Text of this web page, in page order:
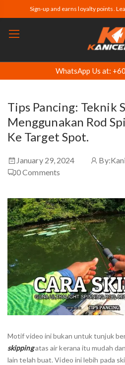
Sign-up and earns loyalty points.
WhatsApp Us at:
Tips Pancing: Teknik
Menggunakan Rod
Ke Target Spot.
January 29, 2024 By:
0Comments
Motif video ini bukan untuk tunjuk
skippingatas air kerana itu mudah
lain telah buat. Video ini lebih pada